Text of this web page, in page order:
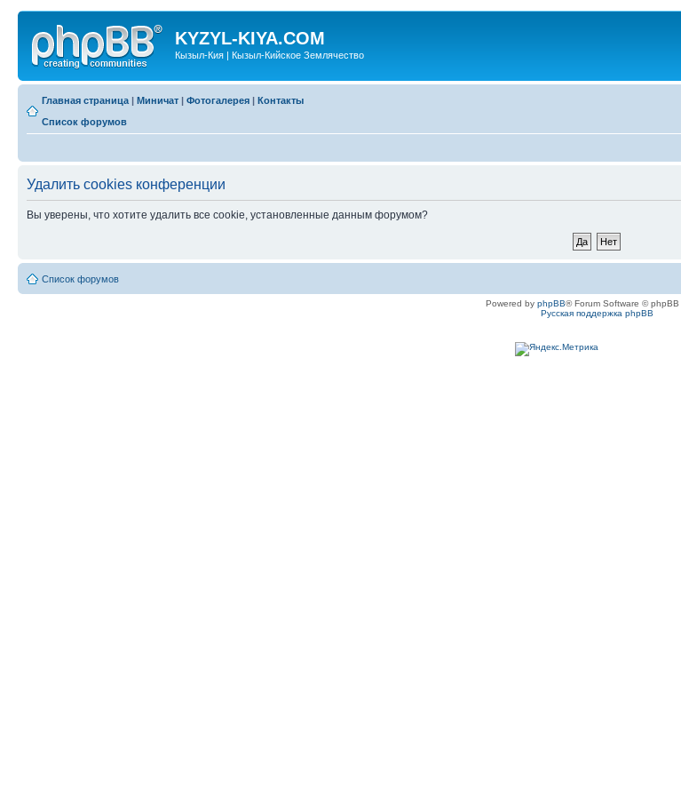
KYZYL-KIYA.COM
Кызыл-Кия | Кызыл-Кийское Землячество
Главная страница | Миничат | Фотогалерея | Контакты
Список форумов
Удалить cookies конференции
Вы уверены, что хотите удалить все cookie, установленные данным форумом?
Список форумов
Powered by phpBB® Forum Software © phpBB
Русская поддержка phpBB